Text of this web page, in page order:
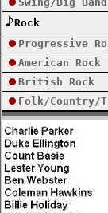
Rock
Progressive
American Rock
British Rock
Folk/Country/